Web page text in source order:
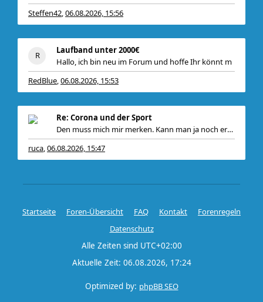
Steffen42,06.08.2026, 15:56
Laufband unter 2000€
Hallo, ich bin neu im Forum und hoffe Ihr könnt m
RedBlue,06.08.2026, 15:53
Re: Corona und der Sport
Den muss mich mir merken. Kann man ja noch ergän
ruca,06.08.2026, 15:47
Startseite Foren-Übersicht FAQ Kontakt
Forenregeln
Datenschutz
Alle Zeiten sind UTC+02:00
Aktuelle Zeit: 06.08.2026, 17:24
Optimized by: phpBB SEO